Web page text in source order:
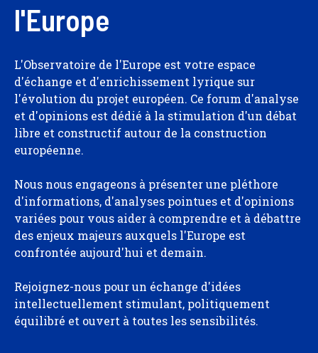
l'Europe
L'Observatoire de l'Europe est votre espace
d'échange et d'enrichissement lyrique sur
l'évolution du projet européen. Ce forum d'analyse
et d'opinions est dédié à la stimulation d'un débat
libre et constructif autour de la construction
européenne.
Nous nous engageons à présenter une pléthore
d'informations, d'analyses pointues et d'opinions
variées pour vous aider à comprendre et à débattre
des enjeux majeurs auxquels l'Europe est
confrontée aujourd'hui et demain.
Rejoignez-nous pour un échange d'idées
intellectuellement stimulant, politiquement
équilibré et ouvert à toutes les sensibilités.